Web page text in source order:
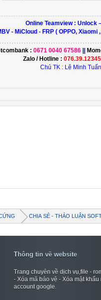
Online Teamview : Unlock
- MiCloud - FRP ( OPPO,
: 0671 0040 67586
Zalo / Hotline :
Chủ TK : Lê Minh
CHIA SẺ - THẢO LUẬN
Thông tin về website
Trang chuyên về dịch vụ,file -
- Xóa mã bảo vệ - Xóa mật
account google.